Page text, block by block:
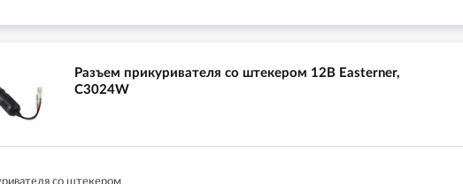
Разъем прикуривателя со штекером 12В Easterner,
C3024W